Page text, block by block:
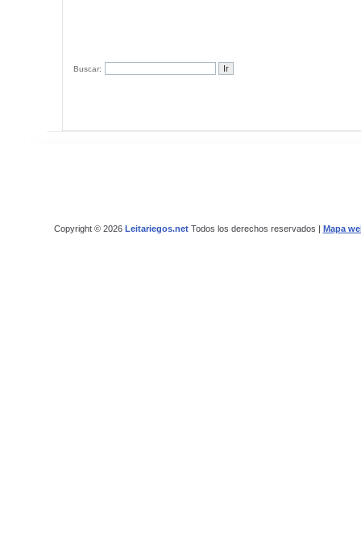
Buscar:
Copyright © 2026 Leitariegos.netTodos los derechos reservados | Mapa